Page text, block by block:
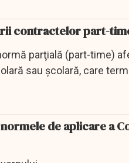
contractelor part-
parţială (part-time)
sau şcolară, care
de aplicare a